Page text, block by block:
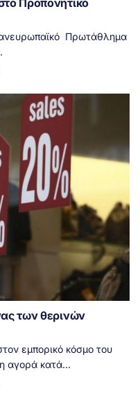
Πρωτάθλημα
των θερινών
εμπορικό κόσμο του
αγορά κατά...